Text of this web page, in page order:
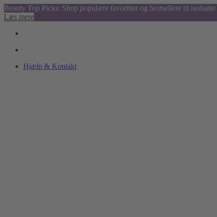
Beauty Top Picks: Shop populære favoritter og bestsellere til nedsatte
Læs mere
Hjælp & Kontakt